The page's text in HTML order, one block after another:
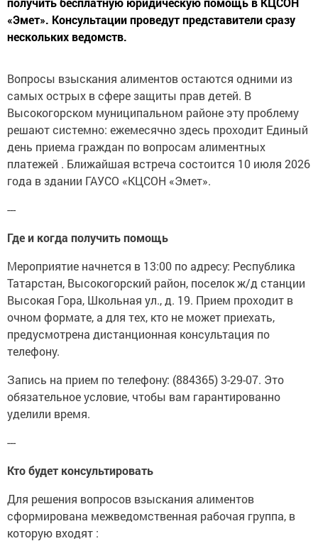
«Эмет». Консультации проведут представители сразу
нескольких ведомств.
Вопросы взыскания алиментов остаются одними из
самых острых в сфере защиты прав детей. В
Высокогорском муниципальном районе эту проблему
решают системно: ежемесячно здесь проходит Единый
день приема граждан по вопросам алиментных
платежей . Ближайшая встреча состоится 10 июля 2026
года в здании ГАУСО «КЦСОН «Эмет».
---
Где и когда получить помощь
Мероприятие начнется в 13:00 по адресу: Республика
Татарстан, Высокогорский район, поселок ж/д станции
Высокая Гора, Школьная ул., д. 19. Прием проходит в
очном формате, а для тех, кто не может приехать,
предусмотрена дистанционная консультация по
телефону.
Запись на прием по телефону: (884365) 3-29-07. Это
обязательное условие, чтобы вам гарантированно
уделили время.
---
Кто будет консультировать
Для решения вопросов взыскания алиментов
сформирована межведомственная рабочая группа, в
которую входят :